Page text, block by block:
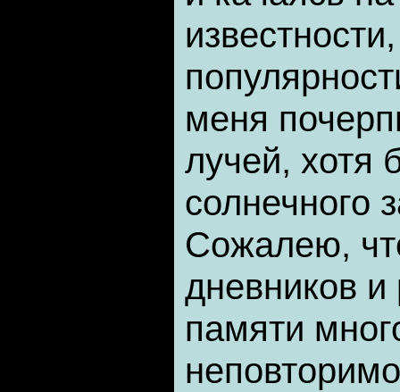
меня
лучей, хотя
солнечного
Сожалею,
дневников и
памяти